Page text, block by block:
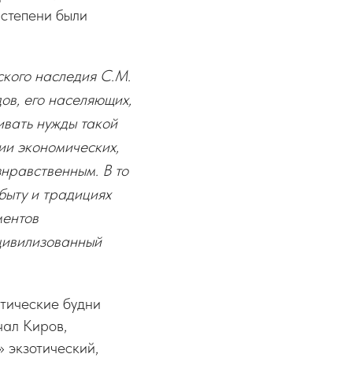
были
наследия С.М.
его населяющих,
нужды такой
экономических,
В то
и традициях
будни
Киров,